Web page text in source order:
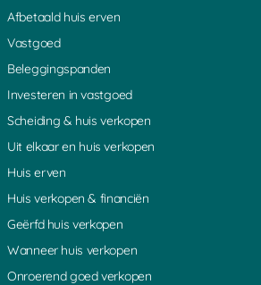
Afbetaald huis erven
Vastgoed
Beleggingspanden
Investeren in vastgoed
Scheiding & huis verkopen
Uit elkaar en huis verkopen
Huis erven
Huis verkopen & financiën
Geërfd huis verkopen
Wanneer huis verkopen
Onroerend goed verkopen